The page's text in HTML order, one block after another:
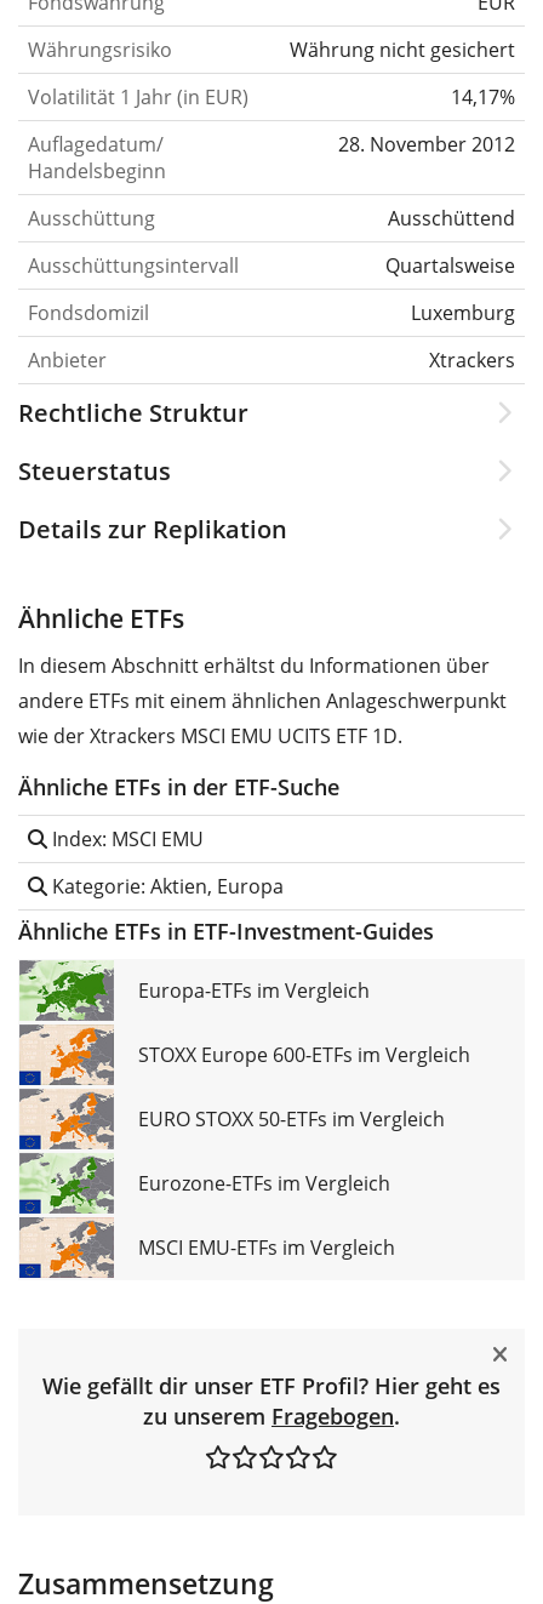
Währungsrisiko
Währung nicht gesichert
Volatilität 1 Jahr (in EUR)
14,17%
Auflagedatum/
Handelsbeginn
28. November 2012
Ausschüttung
Ausschüttend
Ausschüttungsintervall
Quartalsweise
Fondsdomizil
Luxemburg
Anbieter
Xtrackers
Rechtliche Struktur
Steuerstatus
Details zur Replikation
Ähnliche ETFs
In diesem Abschnitt erhältst du Informationen über
andere ETFs mit einem ähnlichen Anlageschwerpunkt
wie der Xtrackers MSCI EMU UCITS ETF 1D.
Ähnliche ETFs in der ETF-Suche
Index: MSCI EMU
Kategorie: Aktien, Europa
Ähnliche ETFs in ETF-Investment-Guides
Europa-ETFs im Vergleich
STOXX Europe 600-ETFs im Vergleich
EURO STOXX 50-ETFs im Vergleich
Eurozone-ETFs im Vergleich
MSCI EMU-ETFs im Vergleich
Wie gefällt dir unser ETF Profil? Hier geht es
zu unserem Fragebogen.
Zusammensetzung